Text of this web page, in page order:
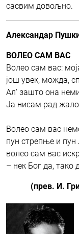
сасвим довољно.
Александар
ВОЛЕО САМ ВАС
Волео сам вас:
још увек, можда,
Ал' зашто она
Ја нисам рад
Волео сам вас
пун стрепње и
волео сам вас
– нек Бог да, тако
(прев. И.